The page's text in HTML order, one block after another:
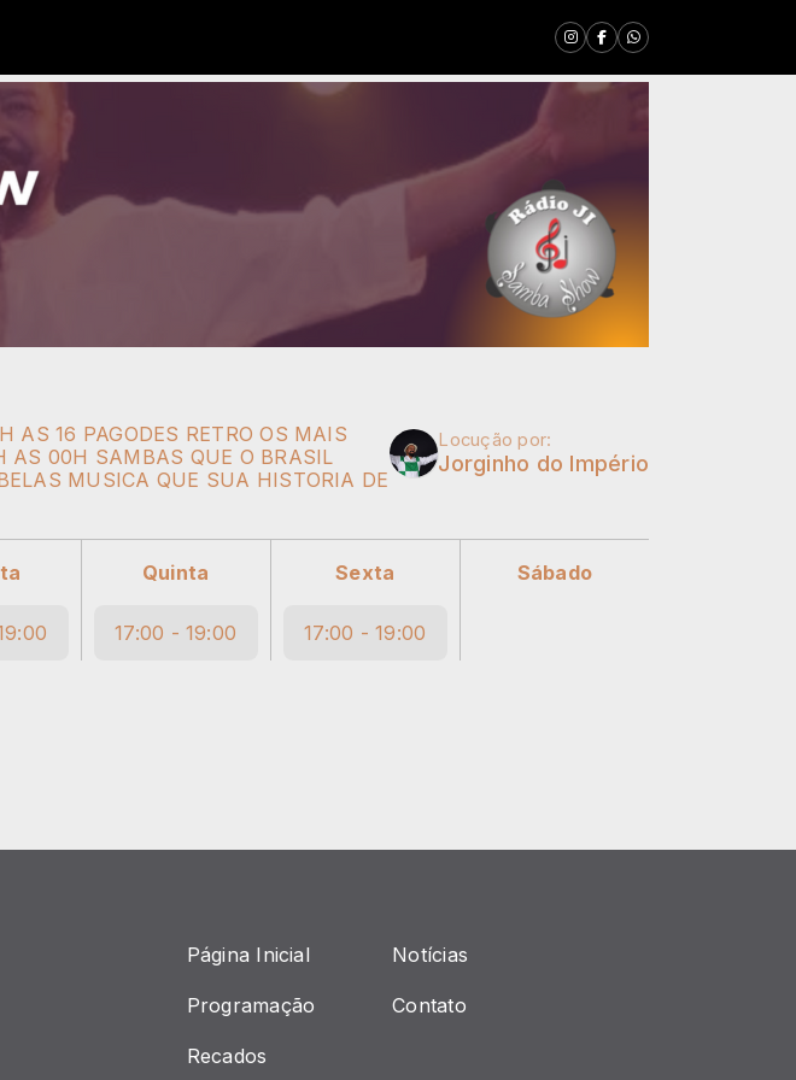
AS 16 PAGODES RETRO OS MAIS
AS 00H SAMBAS QUE O BRASIL
MUSICA QUE SUA HISTORIA DE
Locução por:
Jorginho do Império
Quinta
17:00 - 19:00
Sexta
17:00 - 19:00
Sábado
Página Inicial
Programação
Recados
Notícias
Contato